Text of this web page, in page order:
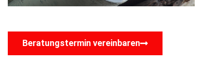
Beratungstermin vereinbaren